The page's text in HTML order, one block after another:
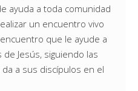
ayuda a toda comunidad
un encuentro vivo
que le ayude a
Jesús, siguiendo las
a sus discípulos en el